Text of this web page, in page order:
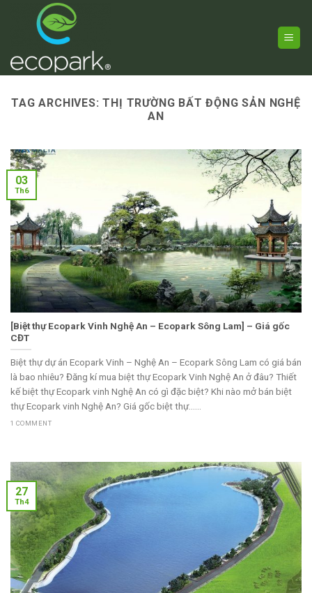
TAG ARCHIVES:THỊ TRƯỜNG BẤT ĐỘNG SẢN NGHỆ
AN
[Biệt thự Ecopark Vinh Nghệ An – Ecopark Sông Lam] – Giá gốc
CĐT
Biệt thự dự án Ecopark Vinh – Nghệ An – Ecopark Sông Lam có giá bán
là bao nhiêu? Đăng kí mua biệt thự Ecopark Vinh Nghệ An ở đâu? Thiết
kế biệt thự Ecopark vinh Nghệ An có gì đặc biệt? Khi nào mở bán biệt
thự Ecopark vinh Nghệ An? Giá gốc biệt thự......
1 COMMENT
03
Th6
27
Th4